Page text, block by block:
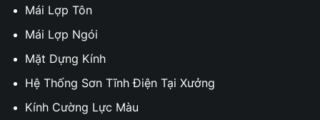
Mái Lợp Tôn
Mái Lợp Ngói
Mặt Dựng Kính
Hệ Thống Sơn Tĩnh Điện Tại Xưởng
Kính Cường Lực Màu